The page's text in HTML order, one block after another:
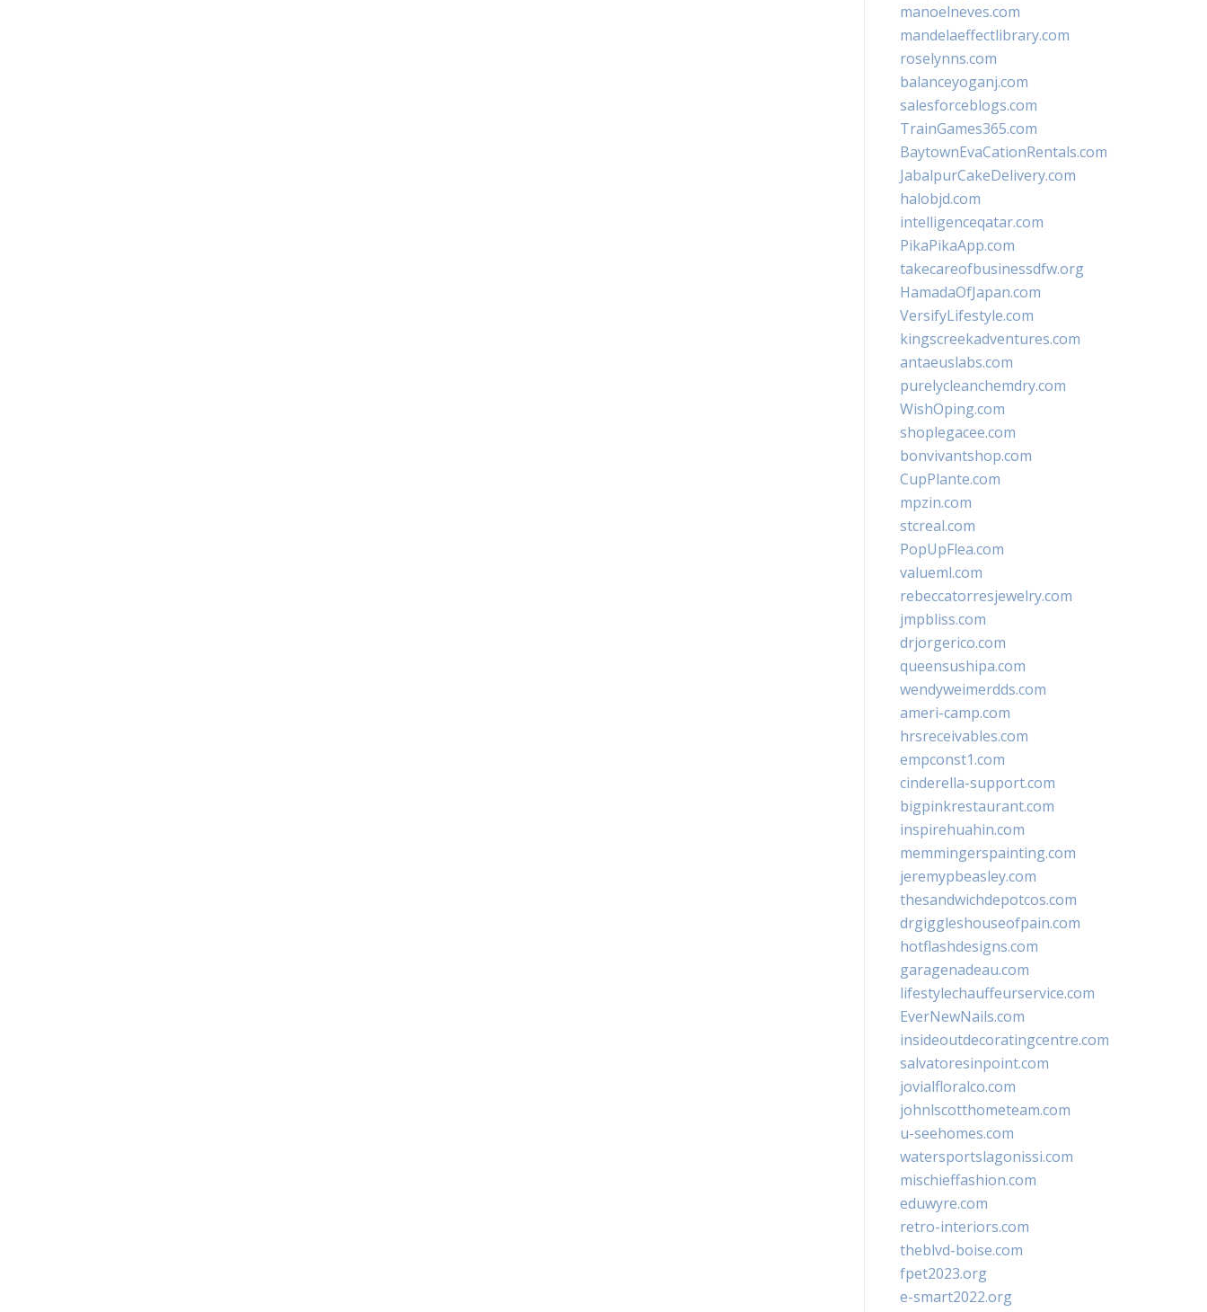
manoelneves.com
mandelaeffectlibrary.com
roselynns.com
balanceyoganj.com
salesforceblogs.com
TrainGames365.com
BaytownEvaCationRentals.com
JabalpurCakeDelivery.com
halobjd.com
intelligenceqatar.com
PikaPikaApp.com
takecareofbusinessdfw.org
HamadaOfJapan.com
VersifyLifestyle.com
kingscreekadventures.com
antaeuslabs.com
purelycleanchemdry.com
WishOping.com
shoplegacee.com
bonvivantshop.com
CupPlante.com
mpzin.com
stcreal.com
PopUpFlea.com
valueml.com
rebeccatorresjewelry.com
jmpbliss.com
drjorgerico.com
queensushipa.com
wendyweimerdds.com
ameri-camp.com
hrsreceivables.com
empconst1.com
cinderella-support.com
bigpinkrestaurant.com
inspirehuahin.com
memmingerspainting.com
jeremypbeasley.com
thesandwichdepotcos.com
drgiggleshouseofpain.com
hotflashdesigns.com
garagenadeau.com
lifestylechauffeurservice.com
EverNewNails.com
insideoutdecoratingcentre.com
salvatoresinpoint.com
jovialfloralco.com
johnlscotthometeam.com
u-seehomes.com
watersportslagonissi.com
mischieffashion.com
eduwyre.com
retro-interiors.com
theblvd-boise.com
fpet2023.org
e-smart2022.org